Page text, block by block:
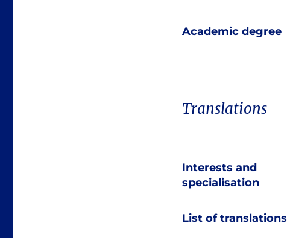
Academic degree
Translations
Interests and
specialisation
List of translations